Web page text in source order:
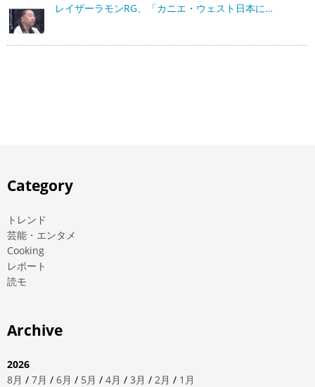
レイザーラモンRG、「カニエ・ウェスト日本に…
Category
トレンド
芸能・エンタメ
Cooking
レポート
読モ
Archive
2026
8月 / 7月 / 6月 / 5月 / 4月 / 3月 / 2月 / 1月